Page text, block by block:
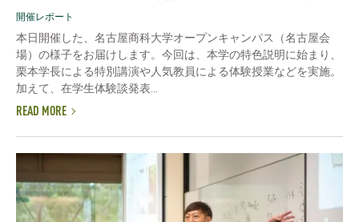
開催レポート
本日開催した、名古屋商科大学オープンキャンパス（名古屋会
場）の様子をお届けします。今回は、本学の特色説明に始まり、
栗本学長による特別講演や人気教員による体験授業などを実施。
加えて、在学生体験談発表...
READ MORE